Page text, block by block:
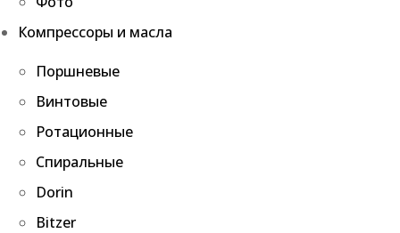
Компрессоры и масла
Поршневые
Винтовые
Ротационные
Спиральные
Dorin
Bitzer